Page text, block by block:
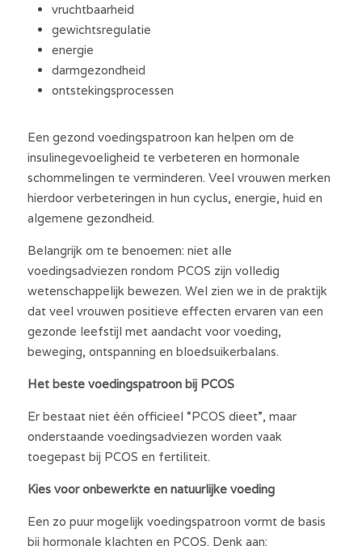
vruchtbaarheid
gewichtsregulatie
energie
darmgezondheid
ontstekingsprocessen
Een gezond voedingspatroon kan helpen om de
insulinegevoeligheid te verbeteren en hormonale
schommelingen te verminderen. Veel vrouwen merken
hierdoor verbeteringen in hun cyclus, energie, huid en
algemene gezondheid.
Belangrijk om te benoemen: niet alle
voedingsadviezen rondom PCOS zijn volledig
wetenschappelijk bewezen. Wel zien we in de praktijk
dat veel vrouwen positieve effecten ervaren van een
gezonde leefstijl met aandacht voor voeding,
beweging, ontspanning en bloedsuikerbalans.
Het beste voedingspatroon bij PCOS
Er bestaat niet één officieel “PCOS dieet”, maar
onderstaande voedingsadviezen worden vaak
toegepast bij PCOS en fertiliteit.
Kies voor onbewerkte en natuurlijke voeding
Een zo puur mogelijk voedingspatroon vormt de basis
bij hormonale klachten en PCOS. Denk aan: